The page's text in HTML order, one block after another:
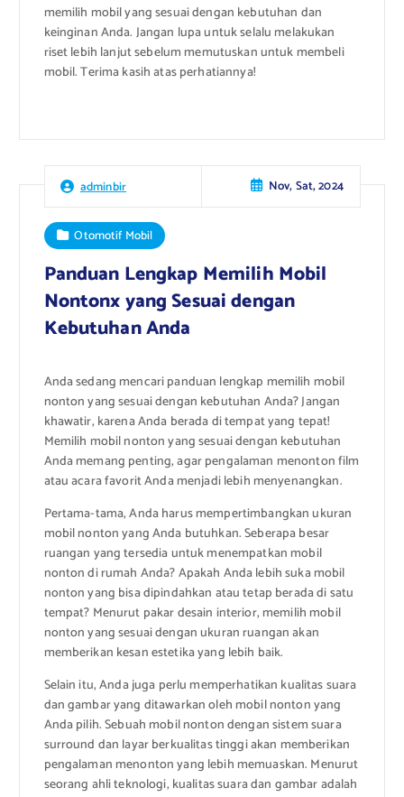
memilih mobil yang sesuai dengan kebutuhan dan
keinginan Anda. Jangan lupa untuk selalu melakukan
riset lebih lanjut sebelum memutuskan untuk membeli
mobil. Terima kasih atas perhatiannya!
adminbir Nov, Sat, 2024
Otomotif Mobil
Panduan Lengkap Memilih Mobil
Nontonx yang Sesuai dengan
Kebutuhan Anda
Anda sedang mencari panduan lengkap memilih mobil
nonton yang sesuai dengan kebutuhan Anda? Jangan
khawatir, karena Anda berada di tempat yang tepat!
Memilih mobil nonton yang sesuai dengan kebutuhan
Anda memang penting, agar pengalaman menonton film
atau acara favorit Anda menjadi lebih menyenangkan.
Pertama-tama, Anda harus mempertimbangkan ukuran
mobil nonton yang Anda butuhkan. Seberapa besar
ruangan yang tersedia untuk menempatkan mobil
nonton di rumah Anda? Apakah Anda lebih suka mobil
nonton yang bisa dipindahkan atau tetap berada di satu
tempat? Menurut pakar desain interior, memilih mobil
nonton yang sesuai dengan ukuran ruangan akan
memberikan kesan estetika yang lebih baik.
Selain itu, Anda juga perlu memperhatikan kualitas suara
dan gambar yang ditawarkan oleh mobil nonton yang
Anda pilih. Sebuah mobil nonton dengan sistem suara
surround dan layar berkualitas tinggi akan memberikan
pengalaman menonton yang lebih memuaskan. Menurut
seorang ahli teknologi, kualitas suara dan gambar adalah